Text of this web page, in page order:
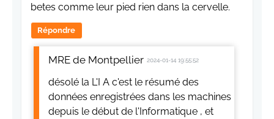
betes comme leur pied rien dans la cervelle.
Répondre
MRE de Montpellier 2024-01-14 19:55:52
désolé la L'I A c'est le résumé des
données enregistrées dans les machines
depuis le début de l'Informatique , et